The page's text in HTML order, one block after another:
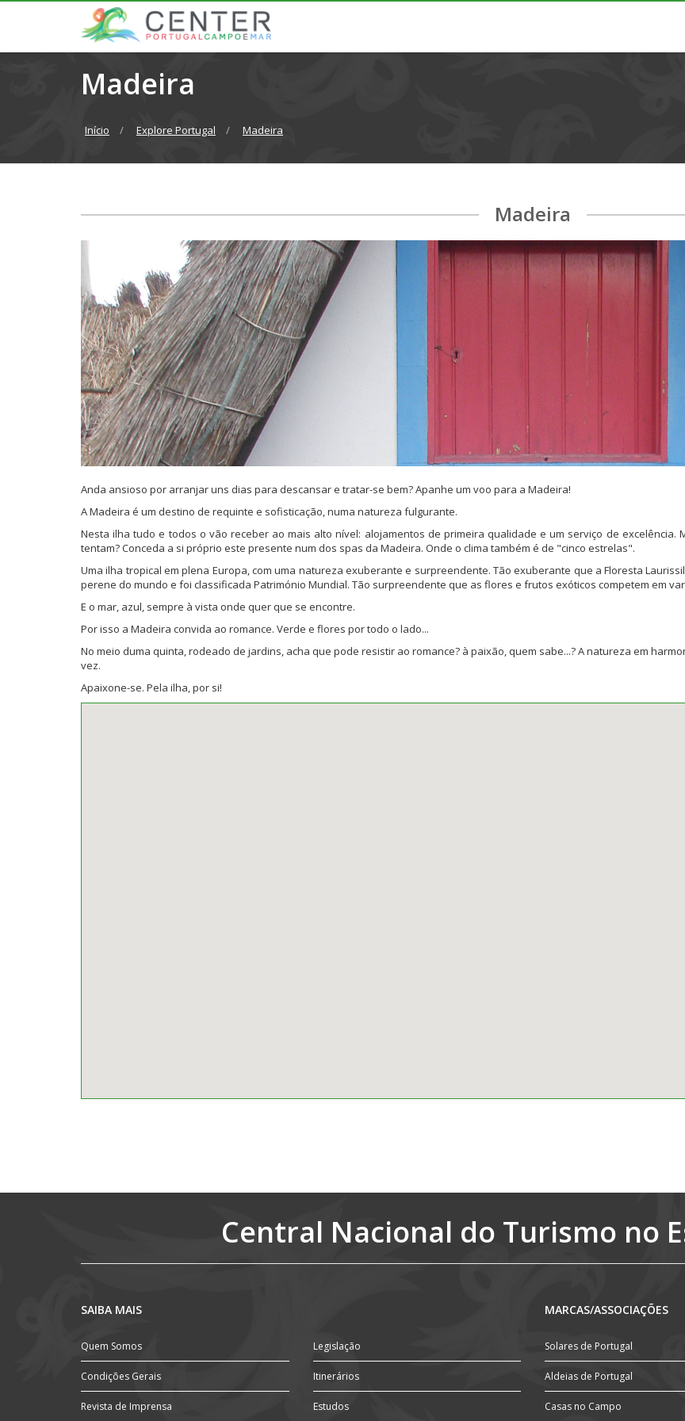
Madeira
Início Explore Portugal Madeira
Madeira
Anda ansioso por arranjar uns dias para descansar e tratar-se bem? Apanhe um voo para a Madeira!
A Madeira é um destino de requinte e sofisticação, numa natureza fulgurante.
Nesta ilha tudo e todos o vão receber ao mais alto nível: alojamentos de primeira qualidade e um serviço de
tentam? Conceda a si próprio este presente num dos spas da Madeira. Onde o clima também é de "cinco estrelas".
Uma ilha tropical em plena Europa, com uma natureza exuberante e surpreendente. Tão exuberante que a Floresta
perene do mundo e foi classificada Património Mundial. Tão surpreendente que as flores e frutos exóticos competem em
E o mar, azul, sempre à vista onde quer que se encontre.
Por isso a Madeira convida ao romance. Verde e flores por todo o lado...
No meio duma quinta, rodeado de jardins, acha que pode resistir ao romance? à paixão, quem sabe...? A natureza em
vez.
Apaixone-se. Pela ilha, por si!
Central Nacional do Turismo no
SAIBA MAIS
Quem Somos
Condições Gerais
Revista de Imprensa
Legislação
Itinerários
Estudos
MARCAS/ASSOCIAÇÕES
Solares de Portugal
Aldeias de Portugal
Casas no Campo